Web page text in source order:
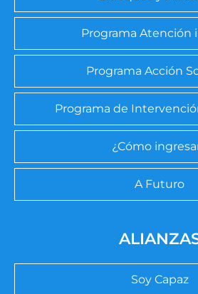
Programa Atención
Programa Acción
Programa de
¿Cómo
A Futuro
Soy Capaz